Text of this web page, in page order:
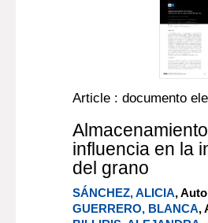
Article : documento
influencia en la
del grano
SÁNCHEZ, ALICIA,
GUERRERO, BLANCA,